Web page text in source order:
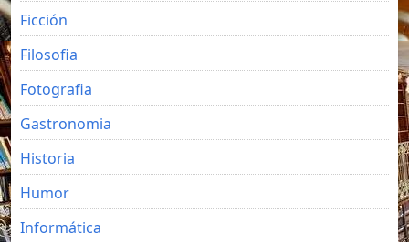
Ficción
Filosofia
Fotografia
Gastronomia
Historia
Humor
Informática